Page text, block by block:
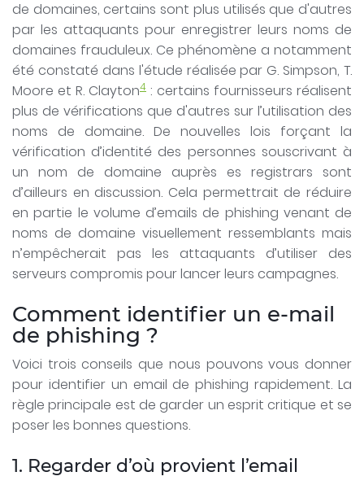
de domaines, certains sont plus utilisés que d'autres
par les attaquants pour enregistrer leurs noms de
domaines frauduleux. Ce phénomène a notamment
été constaté dans l'étude réalisée par G. Simpson, T.
Moore et R. Clayton4 : certains fournisseurs réalisent
plus de vérifications que d'autres sur l’utilisation des
noms de domaine. De nouvelles lois forçant la
vérification d’identité des personnes souscrivant à
un nom de domaine auprès es registrars sont
d’ailleurs en discussion. Cela permettrait de réduire
en partie le volume d’emails de phishing venant de
noms de domaine visuellement ressemblants mais
n’empêcherait pas les attaquants d’utiliser des
serveurs compromis pour lancer leurs campagnes.
Comment identifier un e-mail
de phishing ?
Voici trois conseils que nous pouvons vous donner
pour identifier un email de phishing rapidement. La
règle principale est de garder un esprit critique et se
poser les bonnes questions.
1. Regarder d’où provient l’email